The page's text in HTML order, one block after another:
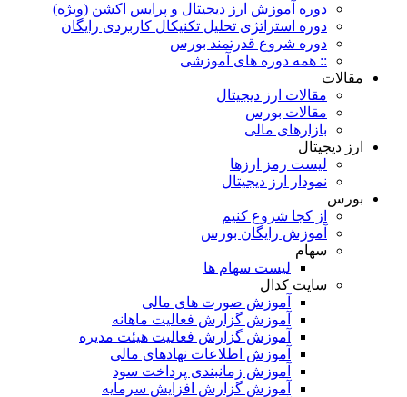
دوره آموزش ارز دیجیتال و پرایس اکشن (ویژه)
دوره استراتژی تحلیل تکنیکال کاربردی رایگان
دوره شروع قدرتمند بورس
:: همه دوره های آموزشی
مقالات
مقالات ارز دیجیتال
مقالات بورس
بازارهای مالی
ارز دیجیتال
لیست رمز ارزها
نمودار ارز دیجیتال
بورس
از کجا شروع کنیم
آموزش رایگان بورس
سهام
لیست سهام ها
سایت کدال
آموزش صورت های مالی
آموزش گزارش فعالیت ماهانه
آموزش گزارش فعالیت هیئت مدیره
آموزش اطلاعات نهادهای مالی
آموزش زمانبندی پرداخت سود
آموزش گزارش افزایش سرمایه